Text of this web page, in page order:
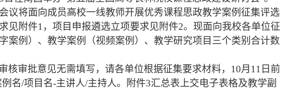
议将面向成员高校一线教师开展优秀课程思政教学案例征集评选
见附件1，项目申报遴选立项要求见附件2。现面向我校各单位征
案例）、教学案例（视频案例）、教学研究项目三个类别合计数
核审批意见无需填写，请各单位根据征集要求材料，10月11日前
名/项目名-主讲人/主持人。附件3汇总表上交电子表格及教学副